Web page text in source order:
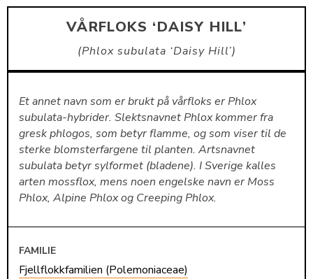
KONTAKT
VÅRFLOKS ‘DAISY HILL’
Phlox subulata ‘Daisy Hill’
Et annet navn som er brukt på vårfloks er Phlox
subulata-hybrider. Slektsnavnet Phlox kommer fra
gresk phlogos, som betyr flamme, og som viser til de
sterke blomsterfargene til planten. Artsnavnet
subulata betyr sylformet (bladene). I Sverige kalles
arten mossflox, mens noen engelske navn er Moss
Phlox, Alpine Phlox og Creeping Phlox.
FAMILIE
Fjellflokkfamilien (Polemoniaceae)